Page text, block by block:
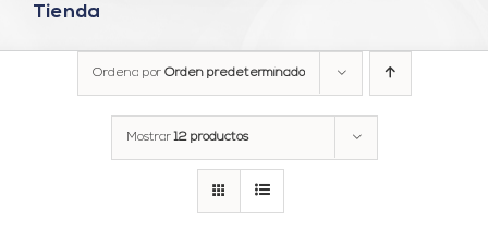
Tienda
Ordena por Orden predeterminado
Mostrar12 productos